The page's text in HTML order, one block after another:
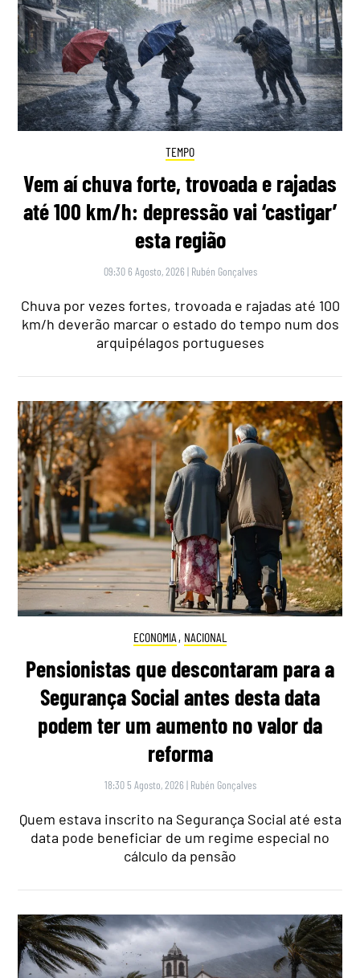
TEMPO
Vem aí chuva forte, trovoada e rajadas
até 100 km/h: depressão vai ‘castigar’
esta região
09:30 6 Agosto, 2026 | Rubén Gonçalves
Chuva por vezes fortes, trovoada e rajadas até 100
km/h deverão marcar o estado do tempo num dos
arquipélagos portugueses
ECONOMIA , NACIONAL
Pensionistas que descontaram para a
Segurança Social antes desta data
podem ter um aumento no valor da
reforma
18:30 5 Agosto, 2026 | Rubén Gonçalves
Quem estava inscrito na Segurança Social até esta
data pode beneficiar de um regime especial no
cálculo da pensão